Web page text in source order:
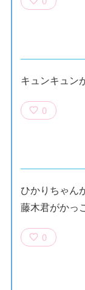
キュンキュン
0
ひかりちゃん
藤木君がかっ
0